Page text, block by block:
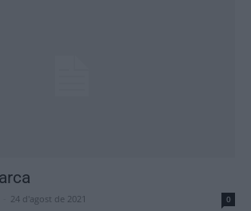
24 d'agost de 2021 0